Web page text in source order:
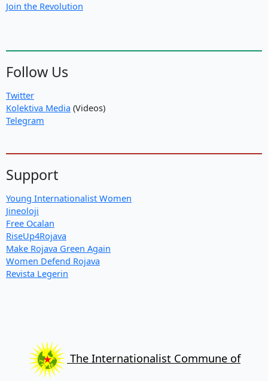
Join the Revolution
Follow Us
Twitter
Kolektiva Media (Videos)
Telegram
Support
Young Internationalist Women
Jineoloji
Free Ocalan
RiseUp4Rojava
Make Rojava Green Again
Women Defend Rojava
Revista Legerin
The Internationalist Commune of